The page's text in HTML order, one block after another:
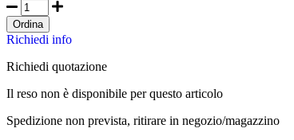
Ordina
Richiedi info
Richiedi quotazione
Il reso non è disponibile per questo articolo
Spedizione non prevista, ritirare in negozio/magazzino